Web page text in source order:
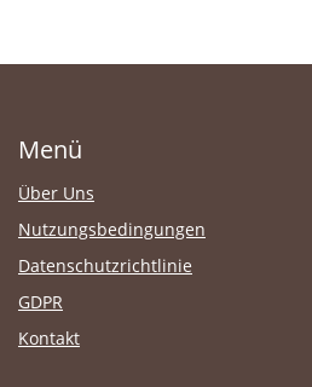
Menü
Über Uns
Nutzungsbedingungen
Datenschutzrichtlinie
GDPR
Kontakt